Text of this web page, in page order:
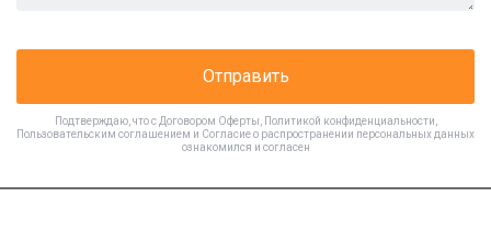
Отправить
Подтверждаю, что с Договором Оферты Политикой конфиденциальности
Пользовательским соглашением и Согласие о распространении персональных данных
ознакомился и согласен